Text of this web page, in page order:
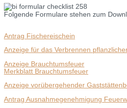
Folgende Formulare stehen zum
Antrag Fischereischein
Anzeige für das Verbrennen
Anzeige Brauchtumsfeuer
Merkblatt Brauchtumsfeuer
Anzeige vorübergehender
Antrag Ausnahmegenehmigung